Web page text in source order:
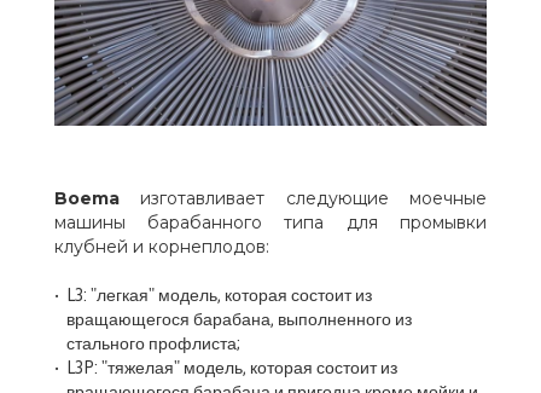
Boema изготавливает следующие моечные
машины барабанного типа для промывки
клубней и корнеплодов:
L3: "легкая" модель, которая состоит из
вращающегося барабана, выполненного из
стального профлиста;
L3P: "тяжелая" модель, которая состоит из